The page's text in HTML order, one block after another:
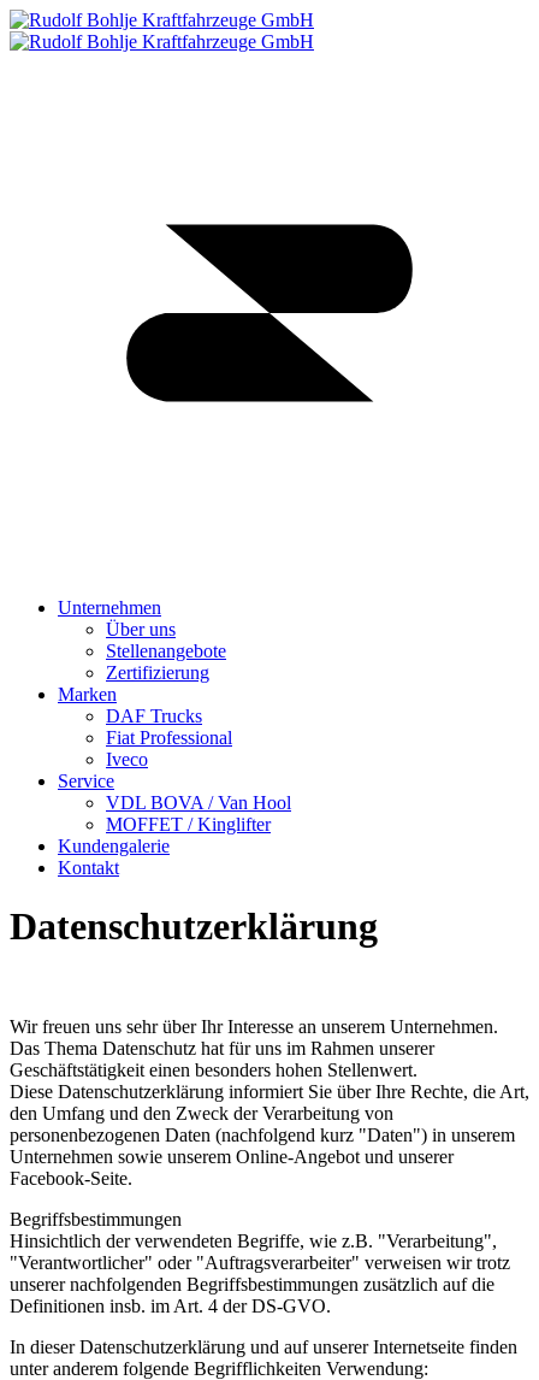
Unternehmen
Über uns
Stellenangebote
Zertifizierung
Marken
DAF Trucks
Fiat Professional
Iveco
Service
VDL BOVA / Van Hool
MOFFET / Kinglifter
Kundengalerie
Kontakt
Datenschutzerklärung
Wir freuen uns sehr über Ihr Interesse an unserem Unternehmen.
Das Thema Datenschutz hat für uns im Rahmen unserer
Geschäftstätigkeit einen besonders hohen Stellenwert.
Diese Datenschutzerklärung informiert Sie über Ihre Rechte, die Art,
den Umfang und den Zweck der Verarbeitung von
personenbezogenen Daten (nachfolgend kurz "Daten") in unserem
Unternehmen sowie unserem Online-Angebot und unserer
Facebook-Seite.
Begriffsbestimmungen
Hinsichtlich der verwendeten Begriffe, wie z.B. "Verarbeitung",
"Verantwortlicher" oder "Auftragsverarbeiter" verweisen wir trotz
unserer nachfolgenden Begriffsbestimmungen zusätzlich auf die
Definitionen insb. im Art. 4 der DS-GVO.
In dieser Datenschutzerklärung und auf unserer Internetseite finden
unter anderem folgende Begrifflichkeiten Verwendung: